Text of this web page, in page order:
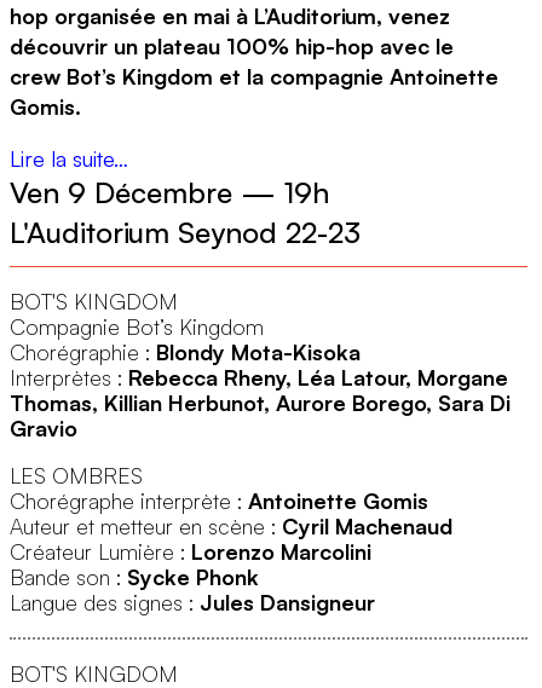
4 Les ombres © Clea Mbaki
hop organisée en mai à L’Auditorium, venez
découvrir un plateau 100% hip-hop avec le
crew Bot’s Kingdom et la compagnie Antoinette
Gomis.
Lire la suite…
Ven 9 Décembre — 19h
L'Auditorium Seynod 22-23
BOT'S KINGDOM
Compagnie Bot’s Kingdom
Chorégraphie : Blondy Mota-Kisoka
Interprètes : Rebecca Rheny, Léa Latour, Morgane
Thomas, Killian Herbunot, Aurore Borego, Sara Di
Gravio
LES OMBRES
Chorégraphe interprète : Antoinette Gomis
Auteur et metteur en scène : Cyril Machenaud
Créateur Lumière : Lorenzo Marcolini
Bande son : Sycke Phonk
Langue des signes : Jules Dansigneur
BOT'S KINGDOM